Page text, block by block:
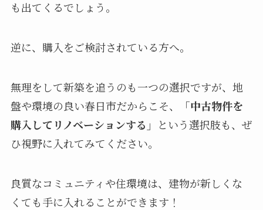
も出てくるでしょう。
逆に、購入をご検討されている方へ。
無理をして新築を追うのも一つの選択ですが、地
盤や環境の良い春日市だからこそ、
「中古物件を
購入してリノベーションする」
という選択肢も、ぜ
ひ視野に入れてみてください。
良質なコミュニティや住環境は、建物が新しくな
くても手に入れることができます！